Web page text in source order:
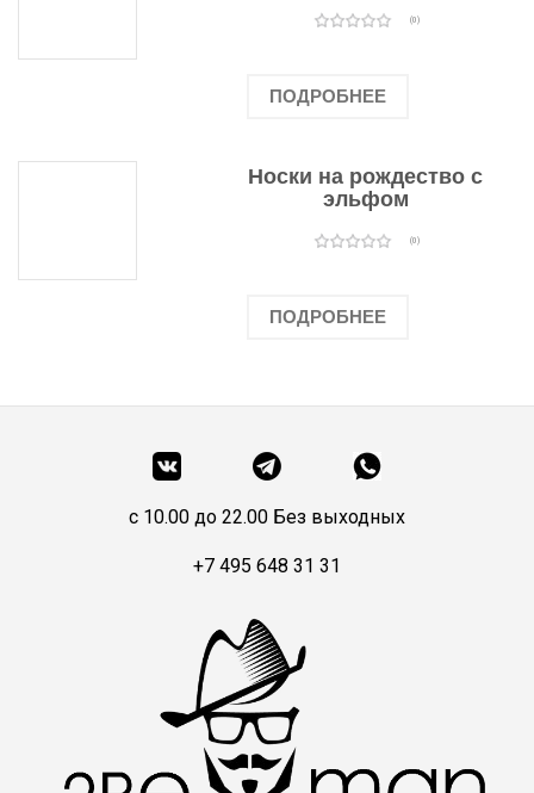
(0)
ПОДРОБНЕЕ
Носки на рождество с
эльфом
(0)
ПОДРОБНЕЕ
c 10.00 до 22.00 Без выходных
+7 495 648 31 31